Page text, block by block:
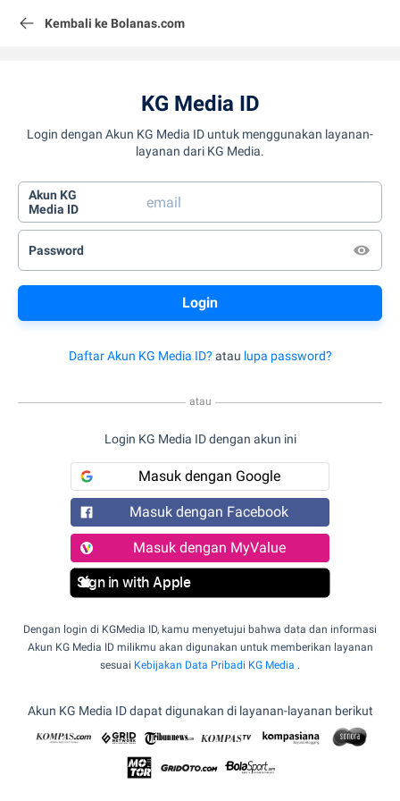
Kembali ke Bolanas.com
KG Media ID
Login dengan Akun KG Media ID untuk menggunakan layanan-
layanan dari KG Media.
Akun KG
Media ID
Password
Daftar Akun KG Media ID? atau lupa password?
atau
Login KG Media ID dengan akun ini
Masuk dengan Google
Masuk dengan Facebook
Masuk dengan MyValue
Sign in with Apple
Dengan login di KGMedia ID, kamu menyetujui bahwa data dan informasi
Akun KG Media ID milikmu akan digunakan untuk memberikan layanan
sesuai Kebijakan Data Pribadi KG Media .
Akun KG Media ID dapat digunakan di layanan-layanan berikut